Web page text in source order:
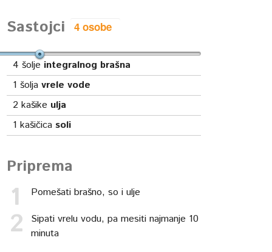
Sastojci
4 šolje integralnog brašna
1 šoljavrele vode
2 kašike ulja
1 kašičicasoli
Priprema
Pomešati brašno, so i ulje
Sipati vrelu vodu, pa mesiti najmanje 10
minuta